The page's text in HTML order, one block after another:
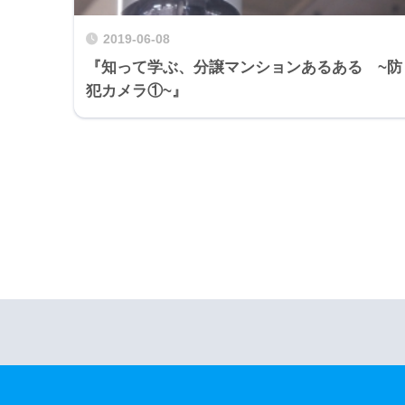
2019-06-08
『知って学ぶ、分譲マンションあるある ~防
犯カメラ①~』